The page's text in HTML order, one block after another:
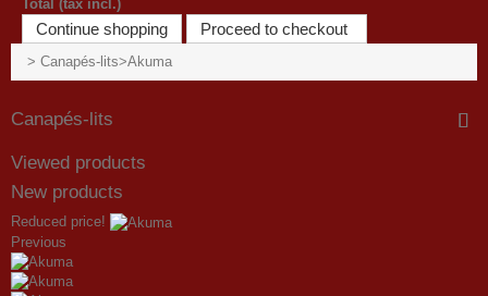
Total (tax incl.)
Continue shopping Proceed to checkout
> Canapés-lits>Akuma
Canapés-lits
Viewed products
New products
Reduced price!
Previous